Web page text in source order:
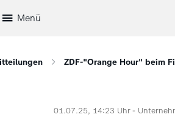
Menü
ZDF-"Orange Hour" beim
01.07.25, 14:23 Uhr -